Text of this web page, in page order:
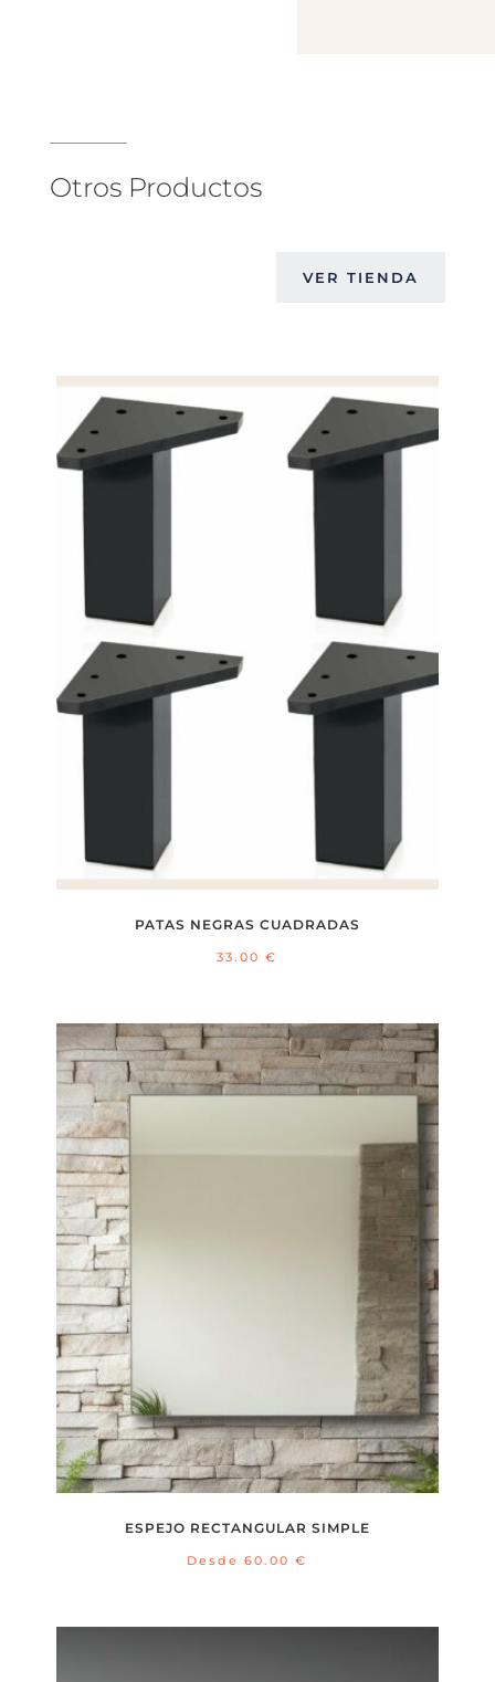
Otros Productos
VER TIENDA
PATAS NEGRAS CUADRADAS
33.00€
ESPEJO RECTANGULAR SIMPLE
Desde 60.00€